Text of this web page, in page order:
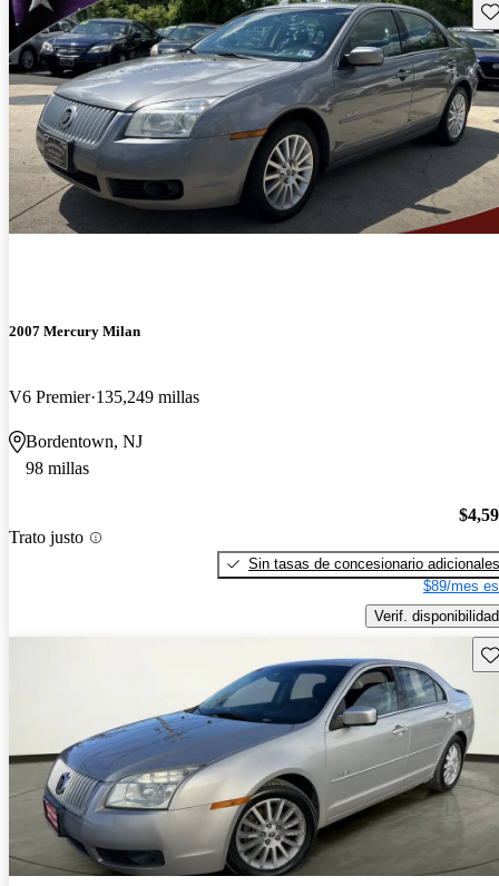
2007 Mercury Milan
V6 Premier 135,249 millas
Bordentown, NJ
98 millas
Trato justo
Sin tasas de concesionario adicionales
$89/mes
Verif. disponibilidad